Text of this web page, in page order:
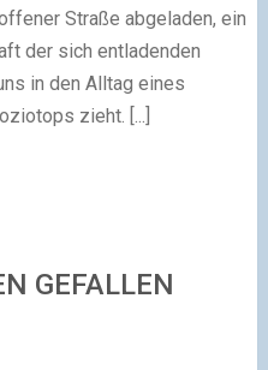
Straße abgeladen, ein
der sich entladenden
in den Alltag eines
zieht. [...]
GEFALLEN